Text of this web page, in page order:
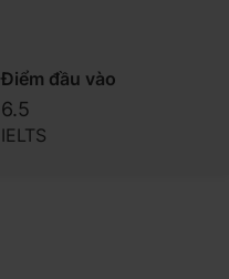
Điểm đầu vào
6.5
IELTS